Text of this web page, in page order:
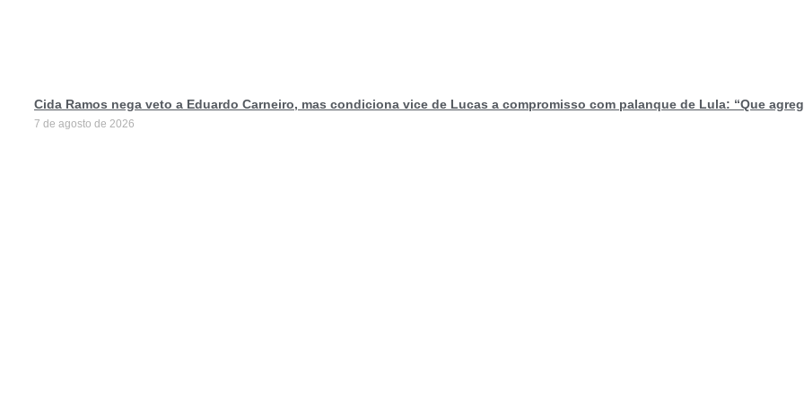
Cida Ramos nega veto a Eduardo Carneiro, mas condiciona vice de Lucas a compromisso com palanque de Lula: “Que
7 de agosto de 2026